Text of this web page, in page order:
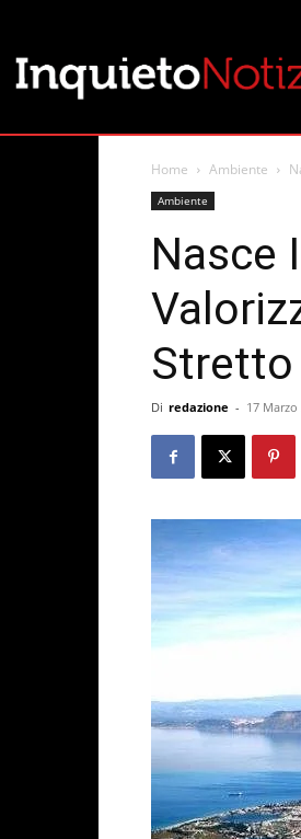
Home Ambiente
Ambiente
Nasce
Stretto
Di redazione - 17 Marzo